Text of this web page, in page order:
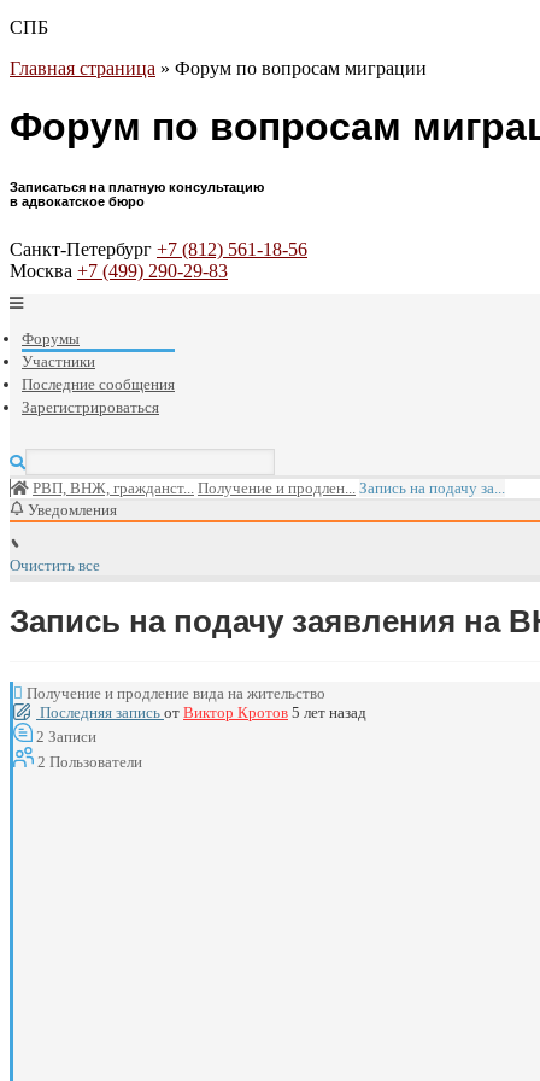
СПБ
Главная страница » Форум по вопросам миграции
Форум по вопросам
Записаться на платную консультацию
в адвокатское бюро
Санкт-Петербург +7 (812) 561-18-56
Москва +7 (499) 290-29-83
Форумы
Участники
Последние сообщения
Зарегистрироваться
РВП, ВНЖ, гражданст... Получение и продлен... Запись на подачу за...
Уведомления
Очистить все
Запись на подачу заявления на
Получение и продление вида на жительство
Последняя запись от Виктор Кротов 5 лет назад
2 Записи
2 Пользователи